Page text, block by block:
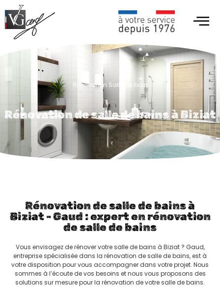
Renovation Salle de bain
Rénovation de salle de bains à Biziat
Rénovation de salle de bains à
Biziat - Gaud : expert en rénovation
de salle de bains
Vous envisagez de rénover votre salle de bains à Biziat ? Gaud,
entreprise spécialisée dans la rénovation de salle de bains, est à
votre disposition pour vous accompagner dans votre projet. Nous
sommes à l’écoute de vos besoins et nous vous proposons des
solutions sur mesure pour la rénovation de votre salle de bains.